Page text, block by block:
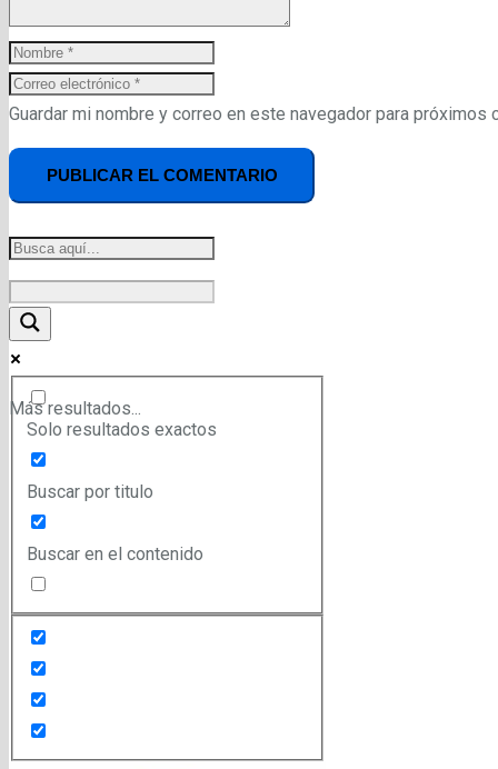
Guardar mi nombre y correo en este navegador para próximos
PUBLICAR EL COMENTARIO
Más resultados...
Solo resultados exactos
Buscar por titulo
Buscar en el contenido